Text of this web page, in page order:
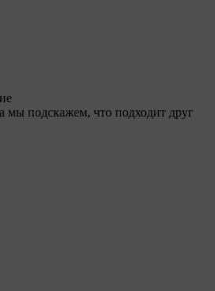
мы подскажем, что подходит друг